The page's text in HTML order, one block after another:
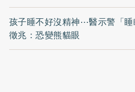
孩子睡不好沒精神⋯醫示警「
徵兆：恐變熊貓眼